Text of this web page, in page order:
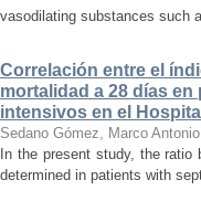
vasodilating substances such
Correlación entre el
mortalidad a 28 días
intensivos en el
Sedano Gómez, Marco Antonio
In the present study, the
determined in patients with